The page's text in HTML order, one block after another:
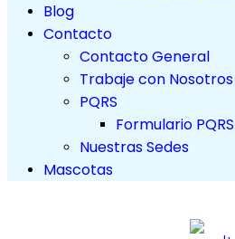
Blog
Contacto
Contacto General
Trabaje con Nosotros
PQRS
Formulario PQRS
Nuestras Sedes
Mascotas